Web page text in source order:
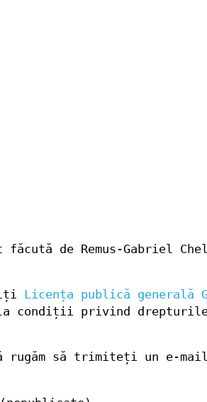
de Remus-Gabriel
Licența publică generală
condiții privind
rugăm să trimiteți un e-